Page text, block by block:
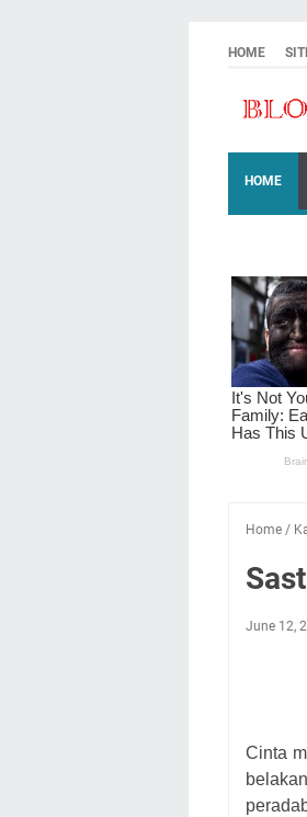
HOME
HOME
Home /
June 12,
Cinta